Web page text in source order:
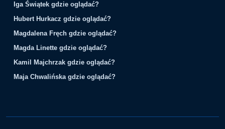
Iga Świątek gdzie oglądać?
Hubert Hurkacz gdzie oglądać?
Magdalena Fręch gdzie oglądać?
Magda Linette gdzie oglądać?
Kamil Majchrzak gdzie oglądać?
Maja Chwalińska gdzie oglądać?